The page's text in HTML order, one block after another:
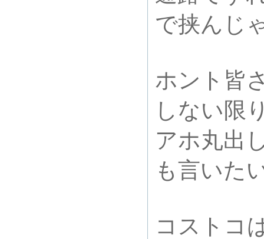
で挟んじ
ホント皆
しない限
アホ丸出
も言いた
コストコ